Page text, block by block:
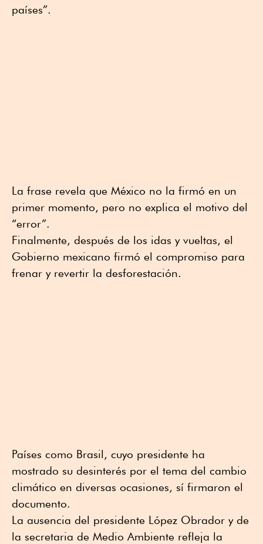
países”.
La frase revela que México no la firmó en un
primer momento, pero no explica el motivo del
“error”.
Finalmente, después de los idas y vueltas, el
Gobierno mexicano firmó el compromiso para
frenar y revertir la desforestación.
Países como Brasil, cuyo presidente ha
mostrado su desinterés por el tema del cambio
climático en diversas ocasiones, sí firmaron el
documento.
La ausencia del presidente López Obrador y de
la secretaria de Medio Ambiente refleja la